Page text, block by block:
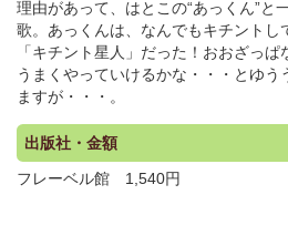
理由があって、はとこの“あっくん”と
歌。あっくんは、なんでもキチントし
「キチント星人」だった！おおざっぱ
うまくやっていけるかな・・・とゆ
ますが・・・。
出版社・金額
フレーベル館 1,540円